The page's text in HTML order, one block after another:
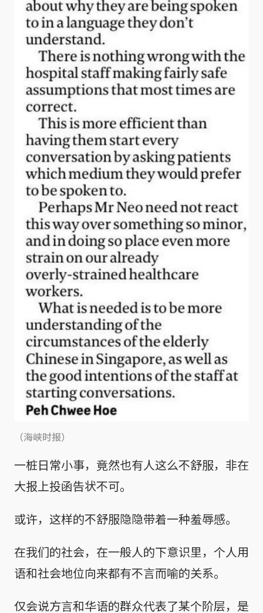
（海峡时报）
一桩日常小事，竟然也有人这么不舒服，非在
大报上投函告状不可。
或许，这样的不舒服隐隐带着一种羞辱感。
在我们的社会，在一般人的下意识里，个人用
语和社会地位向来都有不言而喻的关系。
仅会说方言和华语的群众代表了某个阶层，是